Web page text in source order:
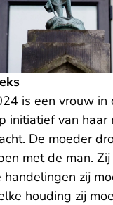
is een vrouw in
initiatief van haar
De moeder
met de man.
zij
houding zij